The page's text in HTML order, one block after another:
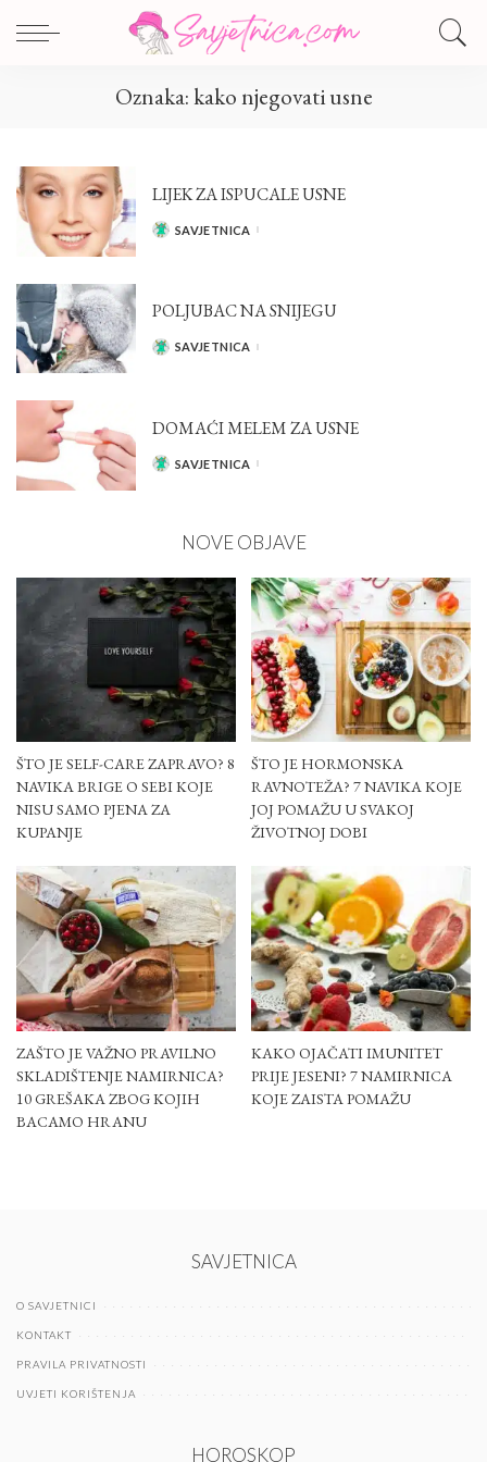
Oznaka:kako njegovati usne
LIJEK ZA ISPUCALE USNE
POSTED
SAVJETNICA
POLJUBAC NA SNIJEGU
POSTED
SAVJETNICA
DOMAĆI MELEM ZA USNE
POSTED
SAVJETNICA
NOVE OBJAVE
ŠTO JE SELF-CARE ZAPRAVO? 8
NAVIKA BRIGE O SEBI KOJE
NISU SAMO PJENA ZA
KUPANJE
ŠTO JE HORMONSKA
RAVNOTEŽA? 7 NAVIKA KOJE
JOJ POMAŽU U SVAKOJ
ŽIVOTNOJ DOBI
ZAŠTO JE VAŽNO PRAVILNO
SKLADIŠTENJE NAMIRNICA?
10 GREŠAKA ZBOG KOJIH
BACAMO HRANU
KAKO OJAČATI IMUNITET
PRIJE JESENI? 7 NAMIRNICA
KOJE ZAISTA POMAŽU
SAVJETNICA
O SAVJETNICI
KONTAKT
PRAVILA PRIVATNOSTI
UVJETI KORIŠTENJA
HOROSKOP